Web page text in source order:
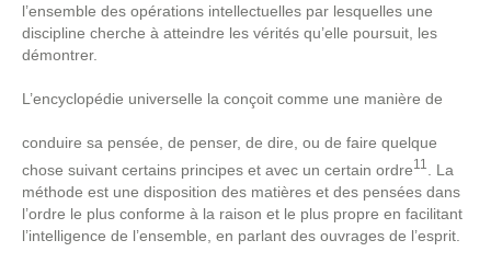
l’ensemble des opérations intellectuelles par lesquelles une
discipline cherche à atteindre les vérités qu’elle poursuit, les
démontrer.
L’encyclopédie universelle la conçoit comme une manière de
conduire sa pensée, de penser, de dire, ou de faire quelque
chose suivant certains principes et avec un certain ordre11
. La
méthode est une disposition des matières et des pensées dans
l’ordre le plus conforme à la raison et le plus propre en facilitant
l’intelligence de l’ensemble, en parlant des ouvrages de l’esprit.